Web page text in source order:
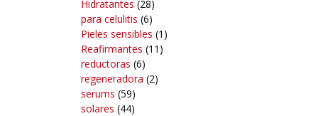
Hidratantes (28)
para celulitis (6)
Pieles sensibles (1)
Reafirmantes (11)
reductoras (6)
regeneradora (2)
serums (59)
solares (44)